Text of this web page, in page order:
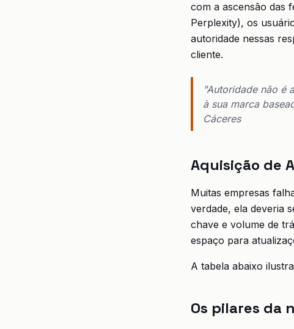
com a ascensão das
Perplexity), os
autoridade nessas
cliente.
"Autoridade não é
à sua marca
Cáceres
Aquisição de
Muitas empresas
verdade, ela deveria
chave e volume de
espaço para
A tabela abaixo
Os pilares da